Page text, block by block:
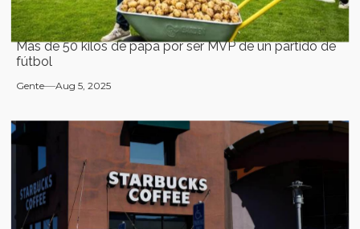
Más de 50 kilos de papa por ser MVP de un partido de
fútbol
Gente Aug 5, 2025